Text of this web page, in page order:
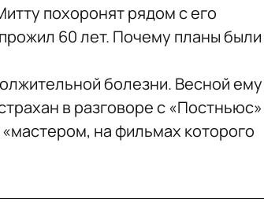
похоронят рядом с его
60 лет. Почему планы были
болезни. Весной ему
в разговоре с «Постньюс»
на фильмах которого